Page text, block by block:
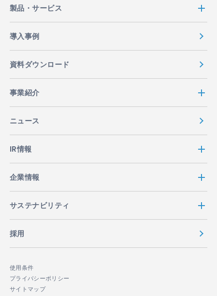
製品・サービス
導入事例
資料ダウンロード
事業紹介
ニュース
IR情報
企業情報
サステナビリティ
採用
使用条件
プライバシーポリシー
サイトマップ